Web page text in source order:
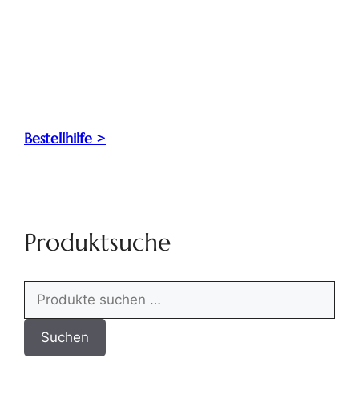
Bestellhilfe >
Produktsuche
Suchen